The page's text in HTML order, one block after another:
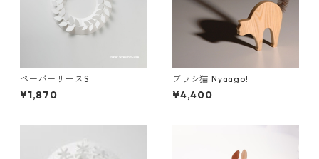
ペーパーリースS
¥1,870
ブラシ猫 Nyaago!
¥4,400